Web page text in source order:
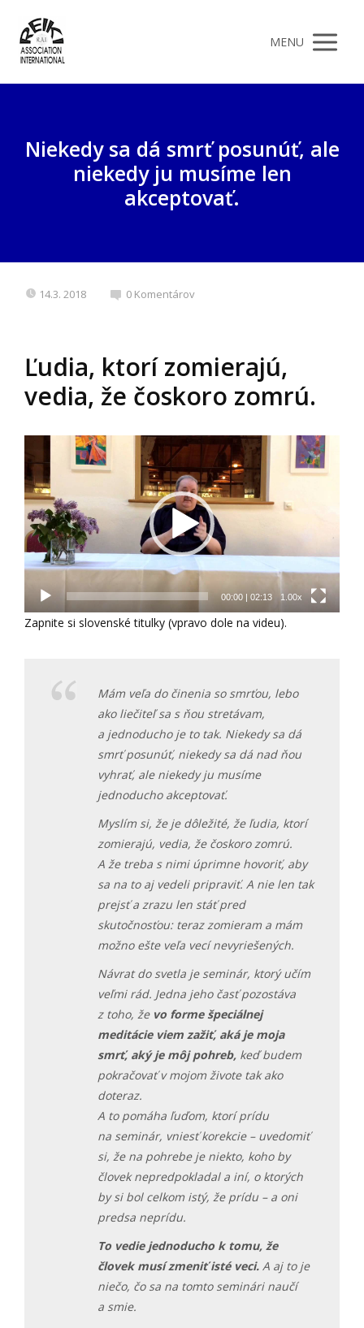
MENU
Niekedy sa dá smrť posunúť, ale
niekedy ju musíme len
akceptovať.
14.3. 2018 0 Komentárov
Ľudia, ktorí zomierajú,
vedia, že čoskoro zomrú.
prehrávač
00:00 02:13 1.00x
Zapnite si slovenské titulky (vpravo dole na videu).
Mám veľa do činenia so smrťou, lebo
ako liečiteľ sa s ňou stretávam,
a jednoducho je to tak. Niekedy sa dá
smrť posunúť, niekedy sa dá nad ňou
vyhrať, ale niekedy ju musíme
jednoducho akceptovať.
Myslím si, že je dôležité, že ľudia, ktorí
zomierajú, vedia, že čoskoro zomrú.
A že treba s nimi úprimne hovoriť, aby
sa na to aj vedeli pripraviť. A nie len tak
prejsť a zrazu len stáť pred
skutočnosťou: teraz zomieram a mám
možno ešte veľa vecí nevyriešených.
Návrat do svetla je seminár, ktorý učím
veľmi rád. Jedna jeho časť pozostáva
z toho, že vo forme špeciálnej
meditácie viem zažiť, aká je moja
smrť, aký je môj pohreb, keď budem
pokračovať v mojom živote tak ako
doteraz.
A to pomáha ľuďom, ktorí prídu
na seminár, vniesť korekcie – uvedomiť
si, že na pohrebe je niekto, koho by
človek nepredpokladal a iní, o ktorých
by si bol celkom istý, že prídu – a oni
predsa neprídu.
To vedie jednoducho k tomu, že
človek musí zmeniť isté veci. A aj to je
niečo, čo sa na tomto seminári naučí
a smie.